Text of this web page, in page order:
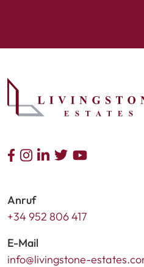
Anruf
+34 952 806 417
E-Mail
info@livingstone-